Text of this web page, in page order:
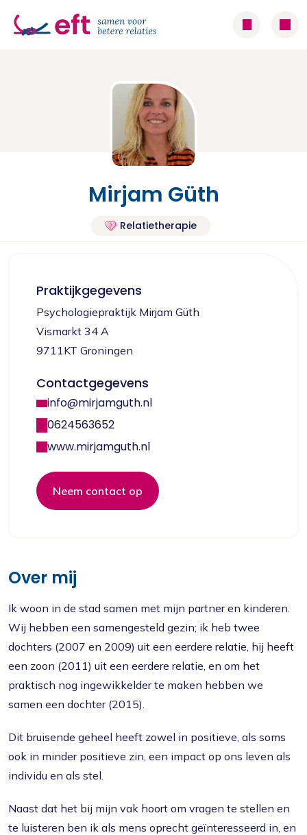
Mirjam Güth
Relatietherapie
Over mij
Ik woon in de stad samen met mijn partner en kinderen.
Wij hebben een samengesteld gezin; ik heb twee
dochters (2007 en 2009) uit een eerdere relatie, hij heeft
een zoon (2011) uit een eerdere relatie, en om het
praktisch nog ingewikkelder te maken hebben we
samen een dochter (2015).
Dit bruisende geheel heeft zowel in positieve, als soms
ook in minder positieve zin, een impact op ons leven als
individu en als stel.
Naast dat het bij mijn vak hoort om vragen te stellen en
te luisteren ben ik als mens oprecht geïnteresseerd in, en
Praktijkgegevens
Psychologiepraktijk Mirjam Güth
Vismarkt 34 A
9711KT Groningen
Contactgegevens
info@mirjamguth.nl
0624563652
www.mirjamguth.nl
Neem contact op